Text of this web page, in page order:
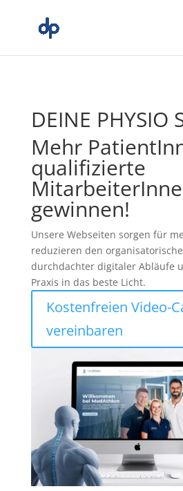
DEINE PHYSIO
Mehr
qualifizierte
gewinnen!
Unsere Webseiten sorgen für
reduzieren den
durchdachter digitaler Abläufe
Praxis in das beste Licht.
Kostenfreien Video-
vereinbaren